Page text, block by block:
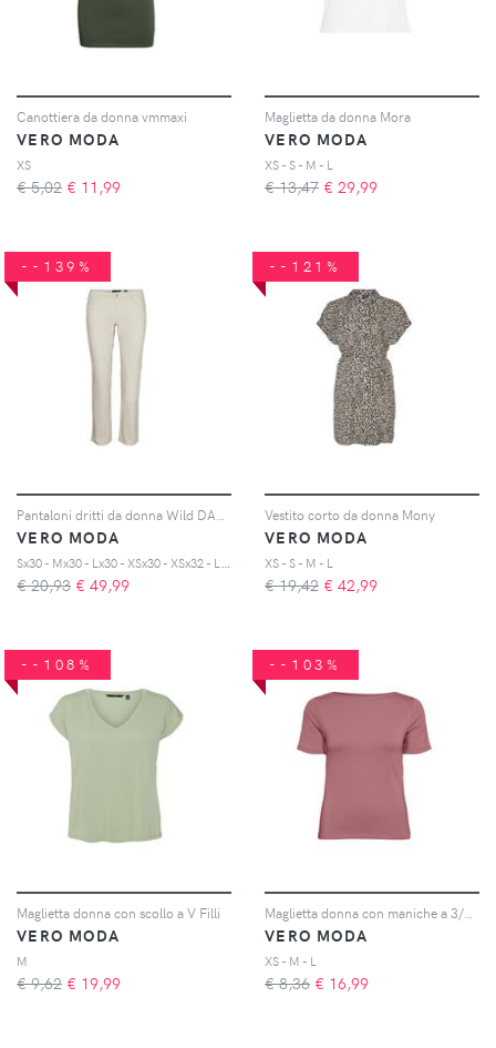
Canottiera da donna vmmaxi
VERO MODA
XS
€ 5,02 € 11,99
Maglietta da donna Mora
VERO MODA
XS - S - M - L
€ 13,47 € 29,99
--139%
VERO MODA
S
x30 - Mx30 - Lx30 - XSx30 - XSx32 - Lx32 - Mx32 - XLx32 - Sx32
€ 20,93 € 49,99
--121%
Vestito corto da donna Mony
VERO MODA
XS - S - M - L
€ 19,42 € 42,99
--108%
Maglietta donna con scollo a V Filli
VERO MODA
M
€ 9,62 € 19,99
--103%
VERO MODA
XS - M - L
€ 8,36 € 16,99